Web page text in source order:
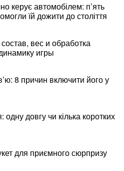
керує автомобілем: п’ять
їй дожити до століття
вес и обработка
игры
8 причин включити його у
довгу чи кілька коротких
для приємного сюрпризу